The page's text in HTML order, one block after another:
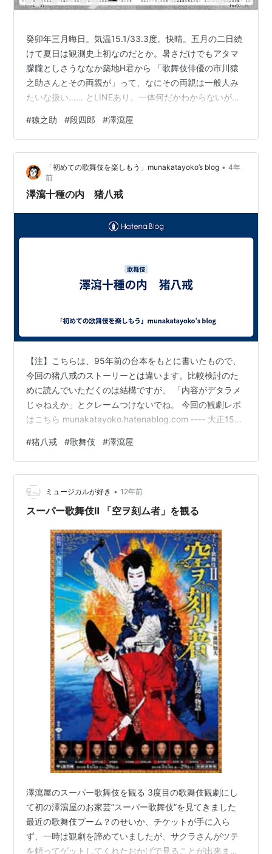
癸卯年三月晦日。気温15.1/33.3度。快晴。五月の二日続
けて夏日は観測史上初なのだとか。暑さだけでもアタマ
朦朧としさうななか築地H君から 「歌舞伎俳優の市川猿
之助さんとその両親が」って、なにその両親は一般人み
たいな扱い…… とLINEあり。一体何だかわからないが急
ネット見たら澤瀉屋の惨事凶報に言葉もない。確かに段
四郎丈が（いくら舞台からは十年以上離れてゐるとはい
へ）「猿之助の父」扱ひ。今日発売の女性誌で猿之助君
のセクハラ、パワハラ記事があつたやうだが「芸能界で
これしきのこと」としてしまふのがいけないのだが澤瀉
屋ならこれくらゐ破廉恥なことをし…
#猿之助 #段四郎 #澤瀉屋
「初めての歌舞伎を楽しもう」munakatayoko’s blog • 4年
前
澤瀉十種の内 猪八戒
【注】こちらは、95年前の台本をもとに書いたもので、
今回の猪八戒のストーリーとは違います。比較検討のた
めに読んでいただくのは結構ですが、 「内容がデタラメ
じゃねえか」とクレームつけないでね。 今回の観劇レポ
はこちら munakatayoko.hatenablog.com ---- 大正15年
場！ 初世市川猿翁というのは、今の猿翁さんのおじいさ
んです。つまり中車、猿之助のひいお爺さんです。すご
いですねえ。 簡単あらすじ 主な登場人物 もう少し詳し
いあらすじ さて、霊感大王の正体は？ 簡単あらすじ
人々を困らせている霊感大王を、三蔵法師一行が退治
#猪八戒 #歌舞伎 #澤瀉屋
ミュージカルが好き • 12年前
スーパー歌舞伎Ⅱ 「空ヲ刻ム者」を観る
澤瀉屋のスーパー歌舞伎を観る 3度目の歌舞伎観劇にし
て初の澤瀉屋のお家芸”スーパー歌舞伎”を見てきました
最近の歌舞伎ブーム？のせいか、チケットが手に入ら
ず、一時は観劇を諦めていましたが、サクラさんがツテ
を頼ってゲットしてくれたおかげで見ることが出来まし